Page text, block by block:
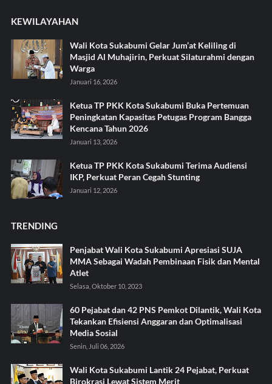
KEWILAYAHAN
Wali Kota Sukabumi Gelar Jum’at Keliling di
Masjid Al Muhajirin, Perkuat Silaturahmi dengan
Warga
Januari 16, 2026
Ketua TP PKK Kota Sukabumi Buka Pertemuan
Peningkatan Kapasitas Petugas Program Bangga
Kencana Tahun 2026
Januari 13, 2026
Ketua TP PKK Kota Sukabumi Terima Audiensi
IKP, Perkuat Peran Cegah Stunting
Januari 12, 2026
TRENDING
Penjabat Wali Kota Sukabumi Apresiasi SUJA
MMA Sebagai Wadah Pembinaan Fisik dan Mental
Atlet
Selasa, Oktober 10, 2023
60 Pejabat dan 42 PNS Pemkot Dilantik, Wali Kota
Tekankan Efisiensi Anggaran dan Optimalisasi
Media Sosial
Senin, Juli 06, 2026
Wali Kota Sukabumi Lantik 24 Pejabat, Perkuat
Birokrasi Lewat Sistem Merit